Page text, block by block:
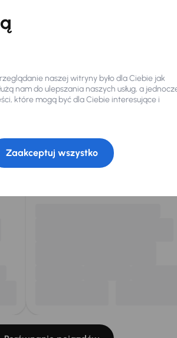
naszej witryny było dla Ciebie jak
nam do ulepszania naszych usług, a
które mogą być dla Ciebie interesujące i
Zaakceptuj wszystko